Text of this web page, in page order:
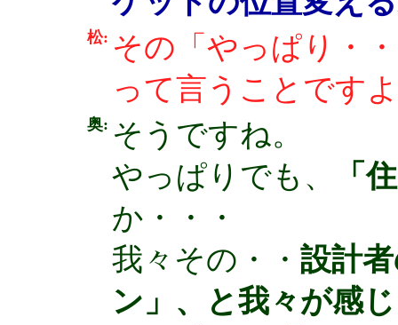
松: その「やっぱり・
って言うことです
奥: そうですね。
やっぱりでも、
「
か・・・
我々その・・ 設計
ン」、と我々が感